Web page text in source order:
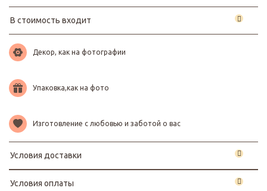
В стоимость входит
Декор, как на фотографии
Упаковка,как на фото
Изготовление с любовью и заботой о вас
Условия доставки
Условия оплаты